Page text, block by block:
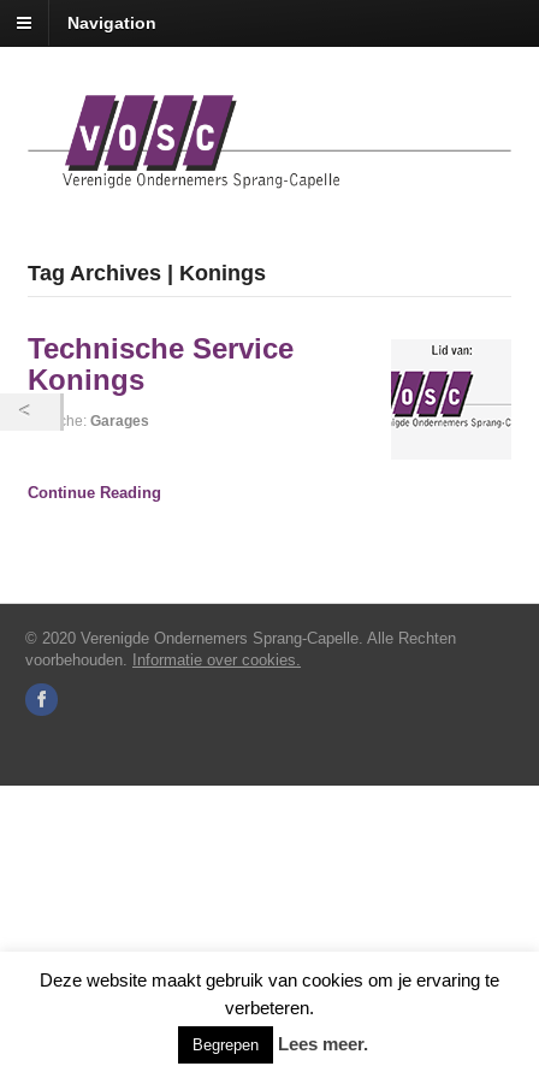
Navigation
Tag Archives | Konings
Technische Service
Konings
Branche: Garages
Continue Reading
© 2020 Verenigde Ondernemers Sprang-Capelle. Alle Rechten
voorbehouden.
Informatie over cookies.
Deze website maakt gebruik van cookies om je ervaring te
verbeteren.
Begrepen Lees meer.